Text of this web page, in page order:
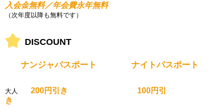
入会金無料／年会費永年無料
（次年度以降も無料です）
DISCOUNT
ナンジャパスポート ナイトパスポート
大人 200円引き
100円引
き